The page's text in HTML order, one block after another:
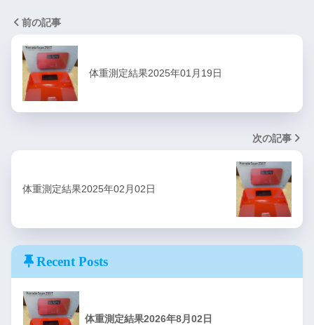
前の記事
体重測定結果2025年01月19日
次の記事
体重測定結果2025年02月02日
Recent Posts
体重測定結果2026年8月02日